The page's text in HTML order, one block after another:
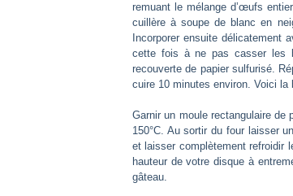
remuant le mélange d’œufs
cuillère à soupe de blanc en
Incorporer ensuite délicatement
cette fois à ne pas casser les
recouverte de papier sulfurisé.
cuire 10 minutes environ. Voici la
Garnir un moule rectangulaire
150°C. Au sortir du four laisser
et laisser complètement refroidir
hauteur de votre disque à
gâteau.